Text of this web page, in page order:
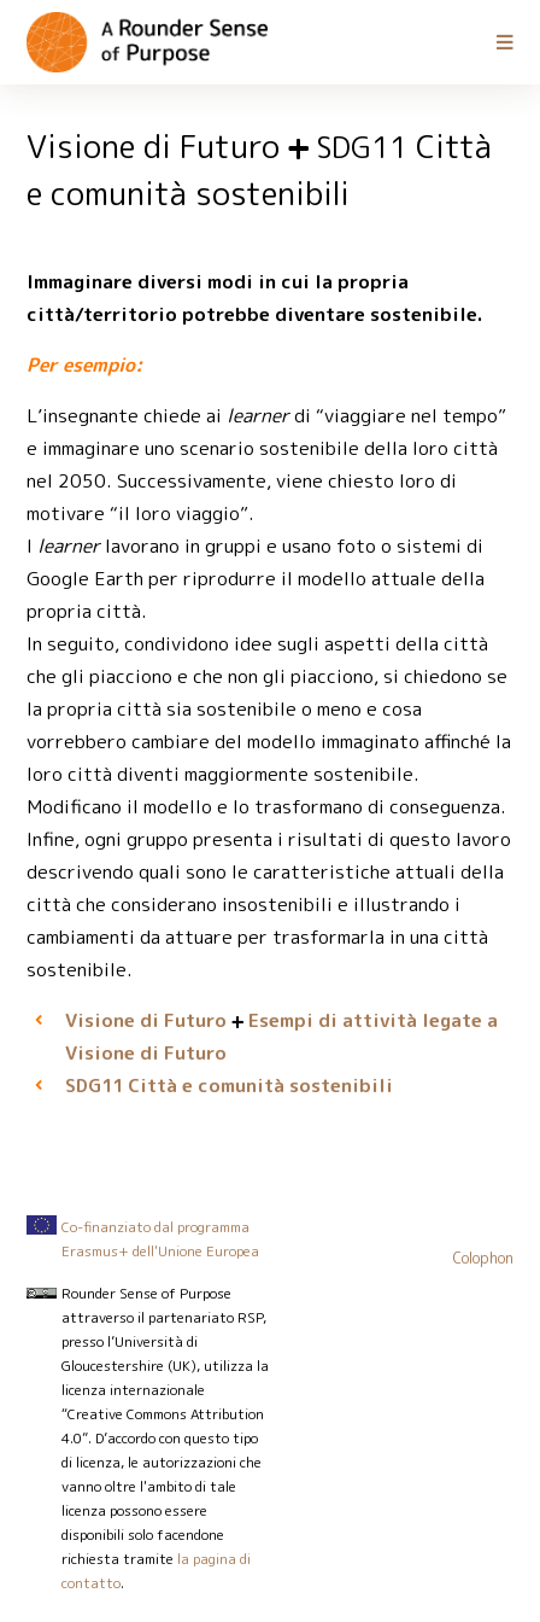
Visione di Futuro SDG11 Città
e comunità sostenibili
Immaginare diversi modi in cui la propria
città/territorio potrebbe diventare sostenibile.
Per esempio:
L’insegnante chiede ai learnerdi “viaggiare nel tempo”
e immaginare uno scenario sostenibile della loro città
nel 2050. Successivamente, viene chiesto loro di
motivare “il loro viaggio”.
I learnerlavorano in gruppi e usano foto o sistemi di
Google Earth per riprodurre il modello attuale della
propria città.
In seguito, condividono idee sugli aspetti della città
che gli piacciono e che non gli piacciono, si chiedono se
la propria città sia sostenibile o meno e cosa
vorrebbero cambiare del modello immaginato affinché la
loro città diventi maggiormente sostenibile.
Modificano il modello e lo trasformano di conseguenza.
Infine, ogni gruppo presenta i risultati di questo lavoro
descrivendo quali sono le caratteristiche attuali della
città che considerano insostenibili e illustrando i
cambiamenti da attuare per trasformarla in una città
sostenibile.
Visione di Futuro
Esempi di attività legate a
Visione di Futuro
SDG11 Città e comunità sostenibili
Co-finanziato dal programma
Erasmus+ dell'Unione Europea
Rounder Sense of Purpose
attraverso il partenariato RSP,
presso l’Università di
Gloucestershire (UK), utilizza la
licenza internazionale
“Creative Commons Attribution
4.0”. D’accordo con questo tipo
di licenza, le autorizzazioni che
vanno oltre l'ambito di tale
licenza possono essere
disponibili solo facendone
richiesta tramite la pagina di
contatto.
Colophon